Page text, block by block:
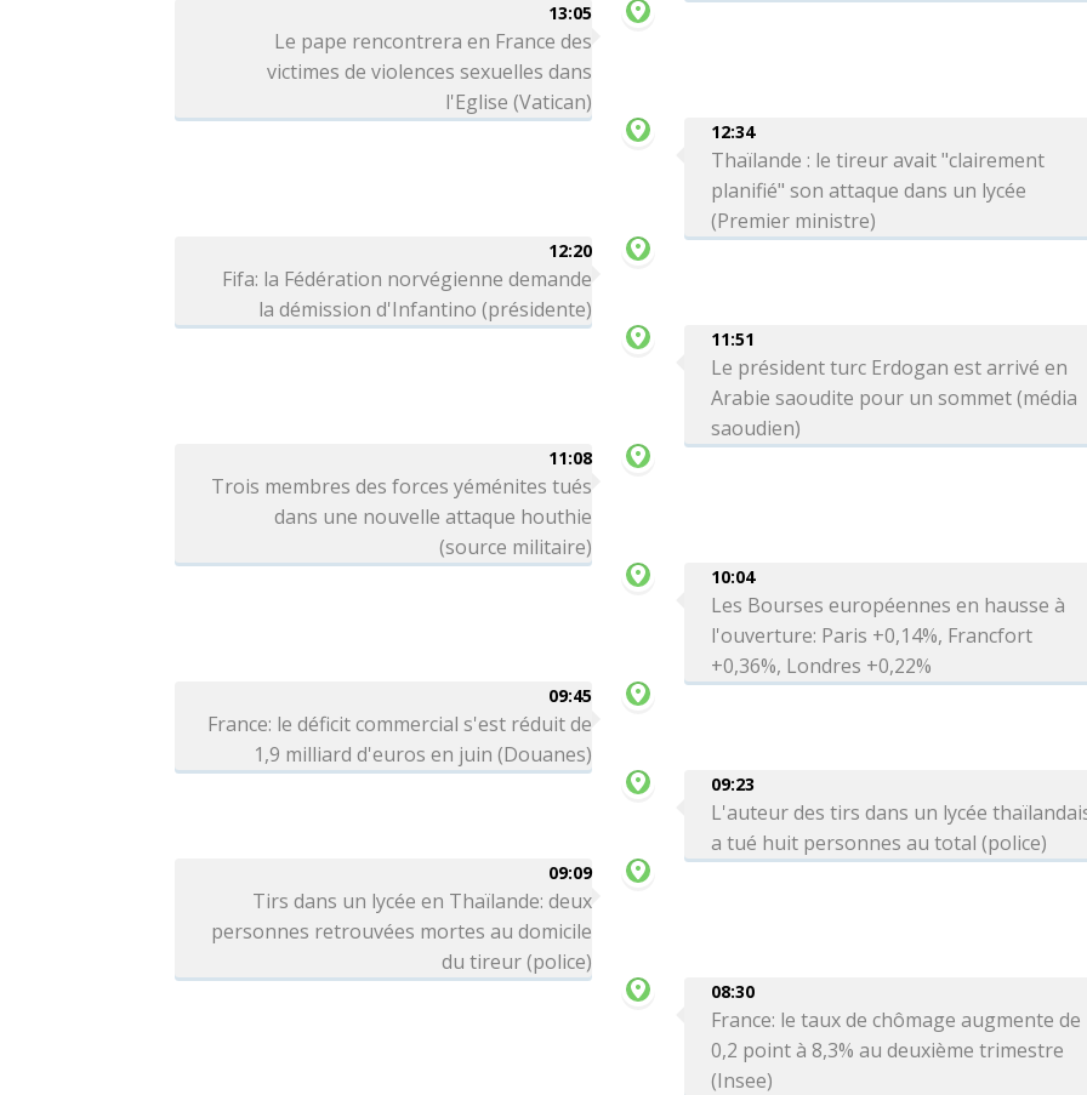
13:05
Le pape rencontrera en France des
victimes de violences sexuelles dans
l'Eglise (Vatican)
12:34
Thaïlande : le tireur avait "clairement
planifié" son attaque dans un lycée
(Premier ministre)
12:20
Fifa: la Fédération norvégienne demande
la démission d'Infantino (présidente)
11:51
Le président turc Erdogan est arrivé en
Arabie saoudite pour un sommet (média
saoudien)
11:08
Trois membres des forces yéménites tués
dans une nouvelle attaque houthie
(source militaire)
10:04
Les Bourses européennes en hausse à
l'ouverture: Paris +0,14%, Francfort
+0,36%, Londres +0,22%
09:45
France: le déficit commercial s'est réduit de
1,9 milliard d'euros en juin (Douanes)
09:23
L'auteur des tirs dans un lycée
a tué huit personnes au total (police)
09:09
Tirs dans un lycée en Thaïlande: deux
personnes retrouvées mortes au domicile
du tireur (police)
08:30
France: le taux de chômage augmente de
0,2 point à 8,3% au deuxième trimestre
(Insee)